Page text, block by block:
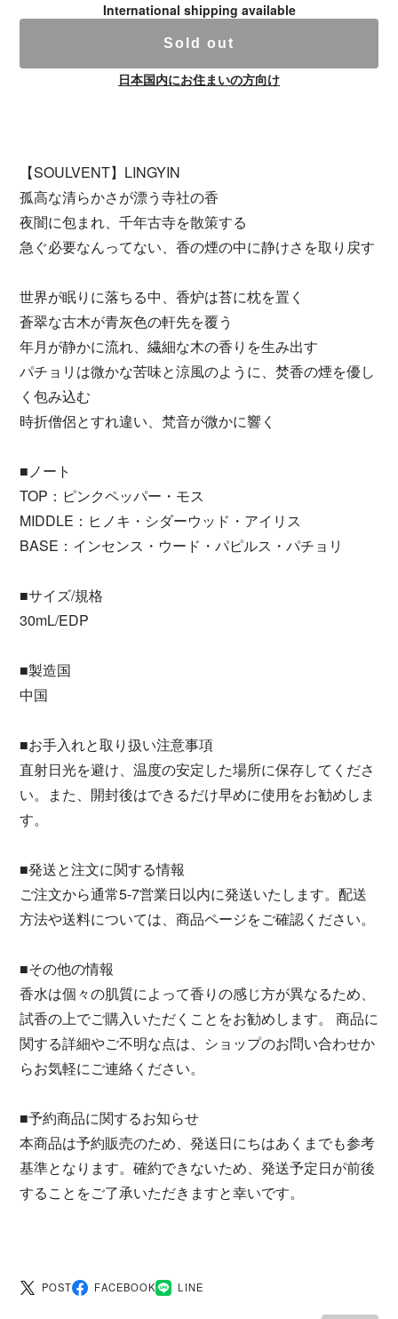
International shipping available
Sold out
日本国内にお住まいの方向け
【SOULVENT】LINGYIN
孤高な清らかさが漂う寺社の香
夜闇に包まれ、千年古寺を散策する
急ぐ必要なんってない、香の煙の中に静けさを取り戻す
世界が眠りに落ちる中、香炉は苔に枕を置く
蒼翠な古木が青灰色の軒先を覆う
年月が静かに流れ、繊細な木の香りを生み出す
パチョリは微かな苦味と涼風のように、焚香の煙を優し
く包み込む
時折僧侶とすれ違い、梵音が微かに響く
■ノート
TOP：ピンクペッパー・モス
MIDDLE：ヒノキ・シダーウッド・アイリス
BASE：インセンス・ウード・パピルス・パチョリ
■サイズ/規格
30mL/EDP
■製造国
中国
■お手入れと取り扱い注意事項
直射日光を避け、温度の安定した場所に保存してくださ
い。また、開封後はできるだけ早めに使用をお勧めしま
す。
■発送と注文に関する情報
ご注文から通常5-7営業日以内に発送いたします。配送
方法や送料については、商品ページをご確認ください。
■その他の情報
香水は個々の肌質によって香りの感じ方が異なるため、
試香の上でご購入いただくことをお勧めします。 商品に
関する詳細やご不明な点は、ショップのお問い合わせか
らお気軽にご連絡ください。
■予約商品に関するお知らせ
本商品は予約販売のため、発送日にちはあくまでも参考
基準となります。確約できないため、発送予定日が前後
することをご了承いただきますと幸いです。
POST FACEBOOK LINE